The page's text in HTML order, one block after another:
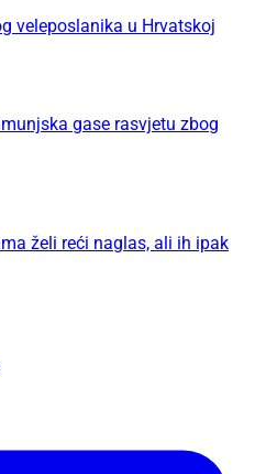
veleposlanika u Hrvatskoj
gase rasvjetu zbog
želi reći naglas, ali ih ipak